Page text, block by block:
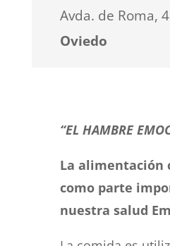
Avda. de Roma,
Oviedo
“EL HAMBRE
La alimentación
como parte
nuestra salud